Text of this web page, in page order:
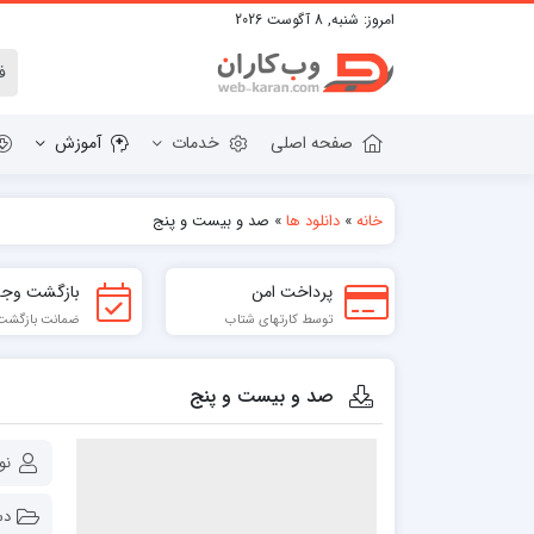
امروز: شنبه, 8 آگوست 2026
صفحه اصلی خدمات آموزش
دانلود وردپرس
پلاگین های وردپرس
قالب HTML
قالب BOOTSTRAP
قالب WORDPRESS
خانه» دانلود ها» صد و بیست و پنج
پرداخت امن
توسط کارتهای شتاب
بازگشت
ضمانت بازگشت تا
صد و بیست و پنج